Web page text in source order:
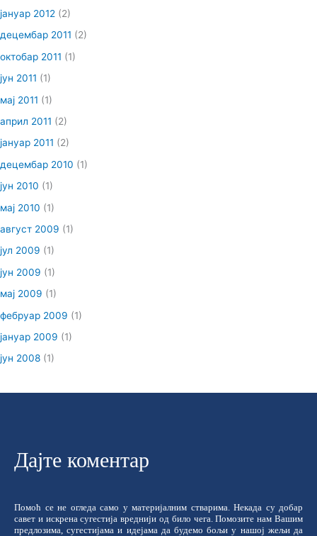
јануар 2012 (2)
децембар 2011 (2)
октобар 2011 (1)
јун 2011 (1)
мај 2011 (1)
април 2011 (2)
јануар 2011 (2)
децембар 2010 (1)
јун 2010 (1)
мај 2010 (1)
август 2009 (1)
јул 2009 (1)
јун 2009 (1)
мај 2009 (1)
фебруар 2009 (1)
јануар 2009 (1)
јун 2008 (1)
Дајте коментар
Помоћ се не огледа само у материјалним стварима. Некада су добар
савет и искрена сугестија вреднији од било чега. Помозите нам Вашим
предлозима, сугестијама и идејама да будемо бољи у нашој жељи да